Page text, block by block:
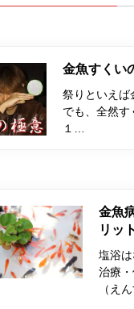
金魚すくい
祭りといえば
でも、全然す
１…
金魚
リット
塩浴
治療
（え